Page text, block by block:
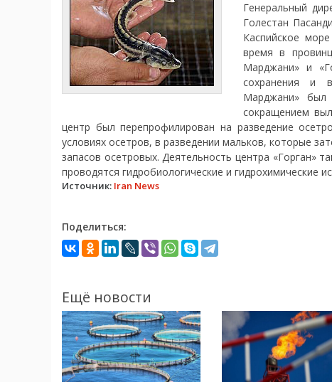
Генеральный
Голестан
Каспийское
время в
Марджани» и
сохранения и
Марджани» был
сокращением
центр был перепрофилирован на разведение
условиях осетров, в разведении мальков, которые
запасов осетровых. Деятельность центра «Горган»
проводятся гидробиологические и гидрохимические
Источник: Iran News
Поделиться:
Ещё новости